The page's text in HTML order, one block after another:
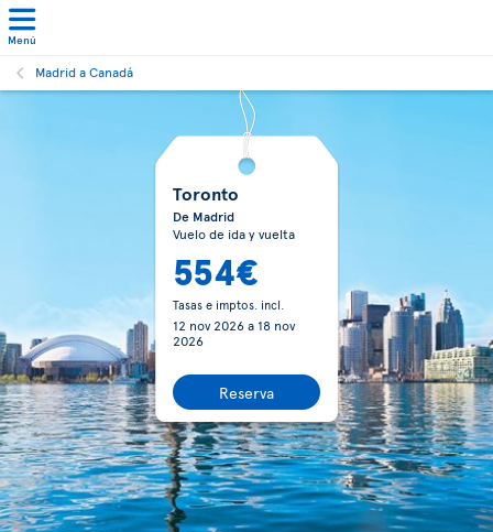
Menú
Madrid a Canadá
Toronto
De Madrid
Vuelo de ida y vuelta
554€
Tasas e imptos. incl.
12 nov 2026a 18 nov
2026
Reserva